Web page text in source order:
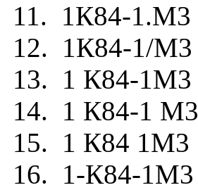
11. 1К84-1.М3
12. 1К84-1/М3
13. 1 К84-1М3
14. 1 К84-1 М3
15. 1 К84 1М3
16. 1-К84-1М3